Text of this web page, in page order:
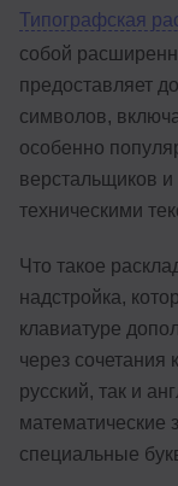
Типографская
собой
предоставляет
символов,
особенно
верстальщиков и
техническими
Что такое
надстройка,
клавиатуре
через сочетания
русский, так и
математические
специальные